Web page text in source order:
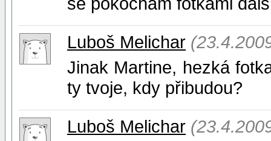
Luboš Melichar
Jinak Martine, hezká
ty tvoje, kdy přibudou?
Luboš Melichar